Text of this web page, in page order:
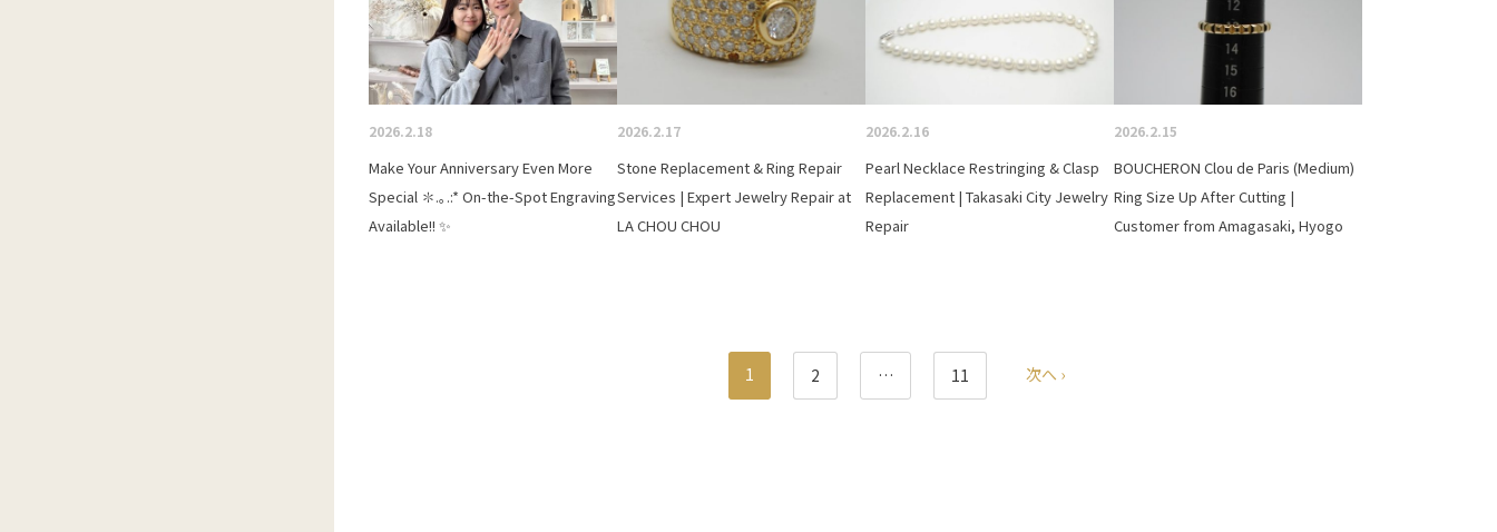
2026.2.18
Make Your Anniversary Even More
Special ✽.｡.:* On-the-Spot Engraving
Available!! ✨
2026.2.17
Stone Replacement & Ring Repair
Services | Expert Jewelry Repair at
LA CHOU CHOU
2026.2.16
Pearl Necklace Restringing & Clasp
Replacement | Takasaki City Jewelry
Repair
2026.2.15
BOUCHERON Clou de Paris (Medium)
Ring Size Up After Cutting |
Customer from Amagasaki, Hyogo
1 2 … 11 次へ ›